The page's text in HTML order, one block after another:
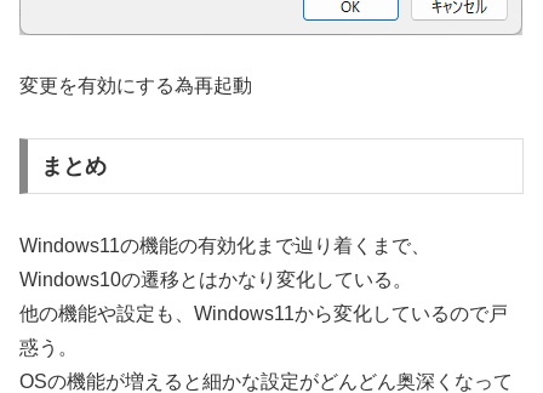
変更を有効にする為再起動
まとめ
Windows11の機能の有効化まで辿り着くまで、
Windows10の遷移とはかなり変化している。
他の機能や設定も、Windows11から変化しているので戸
惑う。
OSの機能が増えると細かな設定がどんどん奥深くなって